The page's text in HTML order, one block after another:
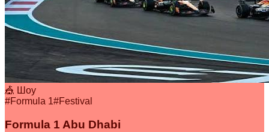
🎪 Шоу
#Formula 1#Festival
Formula 1 Abu Dhabi